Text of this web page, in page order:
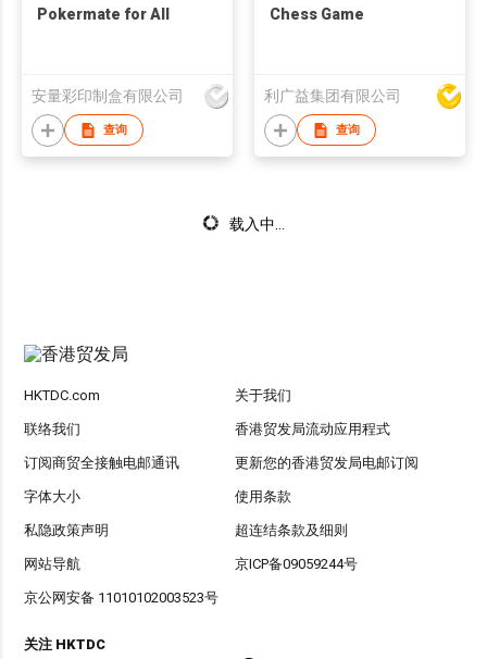
Pokermate for All
安量彩印制盒有限公司
查询
Chess Game
利广益集团有限公司
查询
载入中...
HKTDC.com 关于我们
联络我们 香港贸发局流动应用程式
订阅商贸全接触电邮通讯 更新您的香港贸发局电邮订阅
字体大小 使用条款
私隐政策声明 超连结条款及细则
网站导航 京ICP备09059244号
京公网安备 11010102003523号
关注 HKTDC